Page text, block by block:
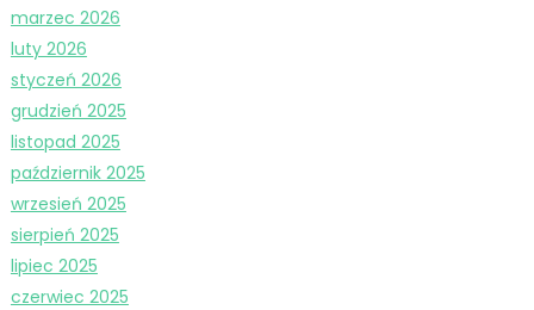
marzec 2026
luty 2026
styczeń 2026
grudzień 2025
listopad 2025
październik 2025
wrzesień 2025
sierpień 2025
lipiec 2025
czerwiec 2025